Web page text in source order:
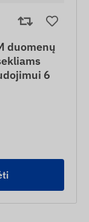
duomenų
6